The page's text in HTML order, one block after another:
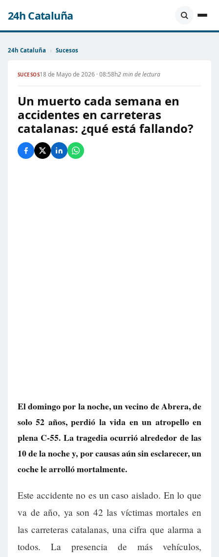
24h Cataluña
24h Cataluña › Sucesos
SUCESOS18 de Mayo de 2026 · 08:58h2 min de lectura
Un muerto cada semana en
accidentes en carreteras
catalanas: ¿qué está fallando?
El domingo por la noche, un vecino de Abrera, de
solo 52 años, perdió la vida en un atropello en
plena C-55. La tragedia ocurrió alrededor de las
10 de la noche y, por causas aún sin esclarecer, un
coche le arrolló mortalmente.
Este accidente no es un caso aislado. En lo que
va de año, ya son 42 las víctimas mortales en
las carreteras catalanas, una cifra que alarma a
todos. La presencia de más vehículos,